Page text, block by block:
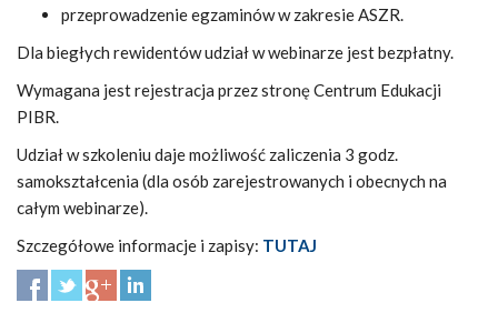
przeprowadzenie egzaminów w zakresie ASZR.
Dla biegłych rewidentów udział w webinarze jest bezpłatny.
Wymagana jest rejestracja przez stronę Centrum Edukacji
PIBR.
Udział w szkoleniu daje możliwość zaliczenia 3 godz.
samokształcenia (dla osób zarejestrowanych i obecnych na
całym webinarze).
Szczegółowe informacje i zapisy: TUTAJ